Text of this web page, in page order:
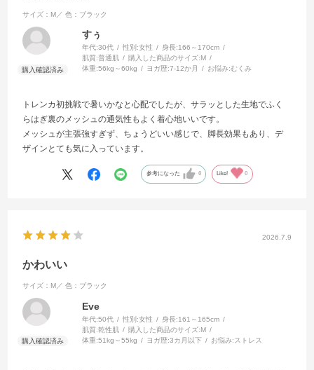
サイズ：M／ 色：ブラック
すぅ
年代:30代 性別:女性 身長:166～170cm
肌質:普通肌 購入した商品のサイズ:M
体重:56kg～60kg ヨガ歴:7-12か月 お悩み:むくみ
トレンカ初挑戦で暑いかなと心配でしたが、サラッとした生地でふく
らはぎ裏のメッシュの通気性もよく着心地いいです。
メッシュが主張強すぎず、ちょうどいい感じで、脚長効果もあり、デ
ザインとても気に入っています。
参考になった 0 Like! 0
2026.7.9
かわいい
サイズ：M／ 色：ブラック
Eve
年代:50代 性別:女性 身長:161～165cm
肌質:乾性肌 購入した商品のサイズ:M
体重:51kg～55kg ヨガ歴:3カ月以下 お悩み: ストレス